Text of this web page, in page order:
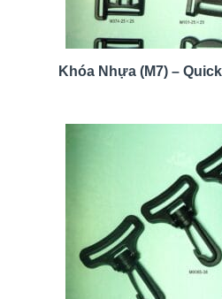
Khóa Nhựa (M7) –